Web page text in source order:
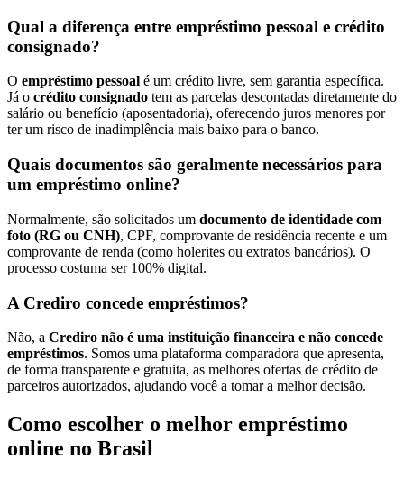
Qual a diferença entre empréstimo pessoal e crédito
consignado?
O empréstimo pessoal é um crédito livre, sem garantia específica.
Já o crédito consignado tem as parcelas descontadas diretamente do
salário ou benefício (aposentadoria), oferecendo juros menores por
ter um risco de inadimplência mais baixo para o banco.
Quais documentos são geralmente necessários para
um empréstimo online?
Normalmente, são solicitados um documento de identidade com
foto (RG ou CNH), CPF, comprovante de residência recente e um
comprovante de renda (como holerites ou extratos bancários). O
processo costuma ser 100% digital.
A Crediro concede empréstimos?
Não, a Crediro não é uma instituição financeira e não concede
empréstimos. Somos uma plataforma comparadora que apresenta,
de forma transparente e gratuita, as melhores ofertas de crédito de
parceiros autorizados, ajudando você a tomar a melhor decisão.
Como escolher o melhor empréstimo
online no Brasil